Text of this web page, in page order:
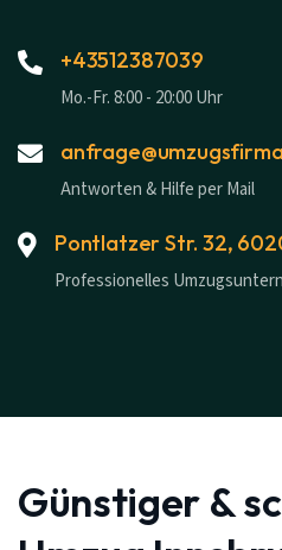
+43512387039
Mo.-Fr. 8:00 - 20:00 Uhr
Antworten & Hilfe per Mail
Pontlatzer Str. 32,
Professionelles
Günstiger &